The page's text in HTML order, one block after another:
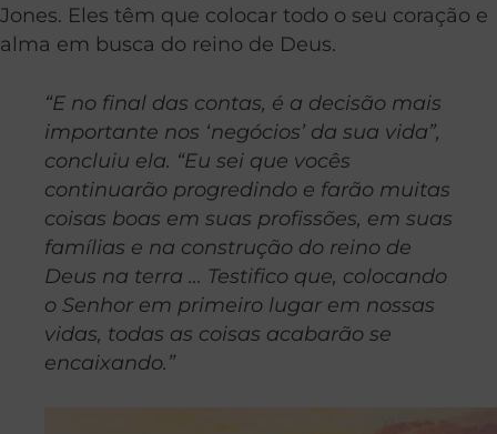
Jones. Eles têm que colocar todo o seu coração e
alma em busca do reino de Deus.
“E no final das contas, é a decisão mais
importante nos ‘negócios’ da sua vida”,
concluiu ela. “Eu sei que vocês
continuarão progredindo e farão muitas
coisas boas em suas profissões, em suas
famílias e na construção do reino de
Deus na terra … Testifico que, colocando
o Senhor em primeiro lugar em nossas
vidas, todas as coisas acabarão se
encaixando.”